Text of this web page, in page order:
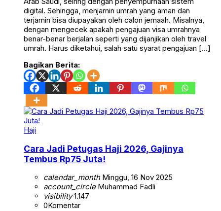
digital. Sehingga, menjamin umrah yang aman dan
terjamin bisa diupayakan oleh calon jemaah. Misalnya,
dengan mengecek apakah pengajuan visa umrahnya
benar-benar berjalan seperti yang dijanjikan oleh travel
umrah. Harus diketahui, salah satu syarat pengajuan […]
Bagikan Berita:
Haji
Cara Jadi Petugas Haji 2026, Gajinya
Tembus Rp75 Juta!
calendar_monthMinggu, 16 Nov 2025
account_circleMuhammad Fadli
visibility1.147
0Komentar